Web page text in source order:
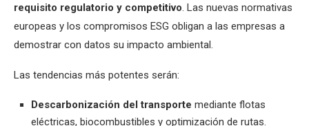
requisito regulatorio y competitivo. Las nuevas normativas
europeas y los compromisos ESG obligan a las empresas a
demostrar con datos su impacto ambiental.
Las tendencias más potentes serán:
Descarbonización del transporte mediante flotas
eléctricas, biocombustibles y optimización de rutas.